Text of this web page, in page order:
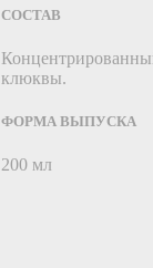
СОСТАВ
клюквы.
ФОРМА ВЫПУСКА
200 мл